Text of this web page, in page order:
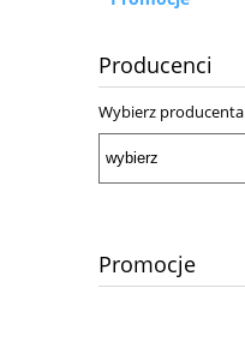
Producenci
Wybierz producenta
Promocje